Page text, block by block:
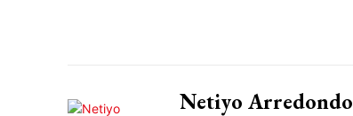
Netiyo Arredondo